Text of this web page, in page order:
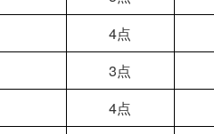
4点
3点
4点